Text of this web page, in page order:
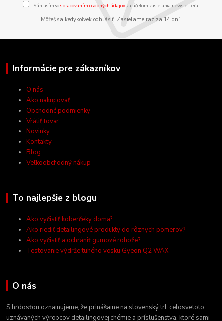
Súhlasím sospracovaním osobných údajov za účelom zasielania newslettera.
Môžeš sa kedykoľvek odhlásiť. Zasielame raz za 14 dní.
Informácie pre zákazníkov
O nás
Ako nakupovať
Obchodné podmienky
Vrátiť tovar
Novinky
Kontakty
Blog
Veľkoobchodný nákup
To najlepšie z blogu
Ako vyčistiť koberčeky doma?
Ako riediť detailingové produkty do rôznych pomerov?
Ako vyčistiť a ochrániť gumové rohože?
Testovanie výdrže tuhého vosku Gyeon Q2 WAX
O nás
S hrdosťou oznamujeme, že prinášame na slovenský trh celosvetoto
uznávaných výrobcov detailingovej chémie a príslušenstva, ktoré sami